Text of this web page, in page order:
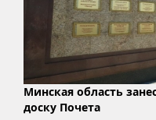
Минская область
доску Почета